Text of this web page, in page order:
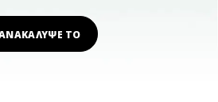
ΤΟ